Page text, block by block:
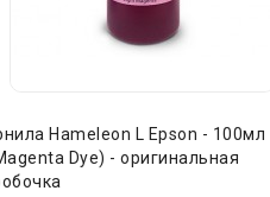
Hameleon L Epson - 100мл
Dye) - оригинальная